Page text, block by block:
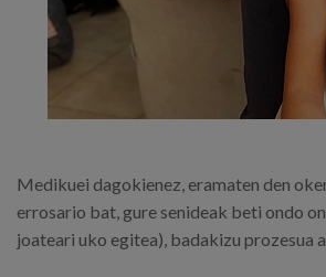
Medikuei dagokienez, eramaten den
errosario bat, gure senideak beti ondo
joateari uko egitea), badakizu prozesua